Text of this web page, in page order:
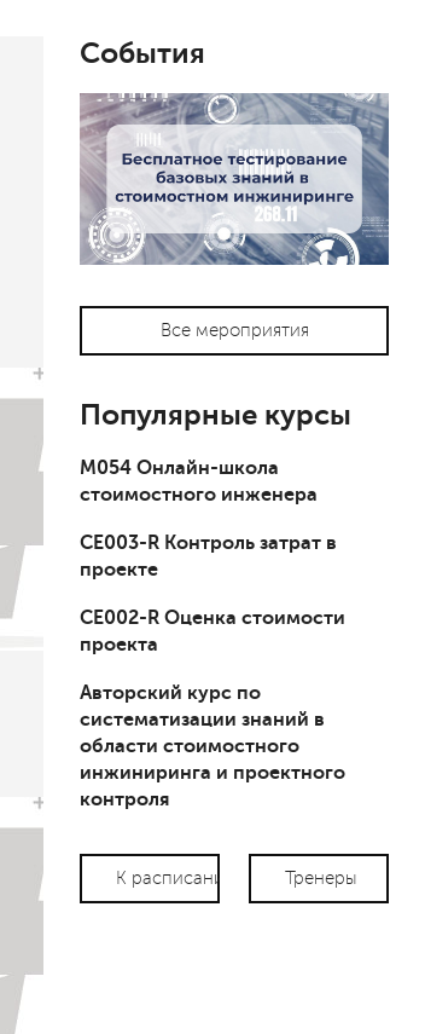
События
Все мероприятия
Популярные курсы
М054 Онлайн-школа
стоимостного инженера
СЕ003-R Контроль затрат в
проекте
СЕ002-R Оценка стоимости
проекта
Авторский курс по
систематизации знаний в
области стоимостного
инжиниринга и проектного
контроля
К расписанию Тренеры